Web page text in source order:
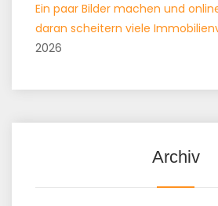
Ein paar Bilder machen und
daran scheitern viele
2026
Archiv